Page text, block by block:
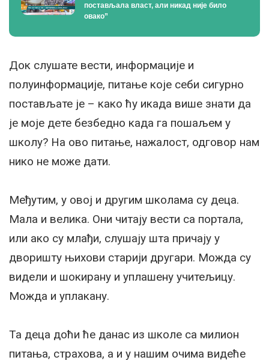
постављала власт, али никад није било
овако”
Док слушате вести, информације и
полуинформације, питање које себи сигурно
постављате је – како ћу икада више знати да
је моје дете безбедно када га пошаљем у
школу? На ово питање, нажалост, одговор нам
нико не може дати.
Међутим, у овој и другим школама су деца.
Мала и велика. Они читају вести са портала,
или ако су млађи, слушају шта причају у
дворишту њихови старији другари. Можда су
видели и шокирану и уплашену учитељицу.
Можда и уплакану.
Та деца доћи ће данас из школе са милион
питања, страхова, а и у нашим очима видеће